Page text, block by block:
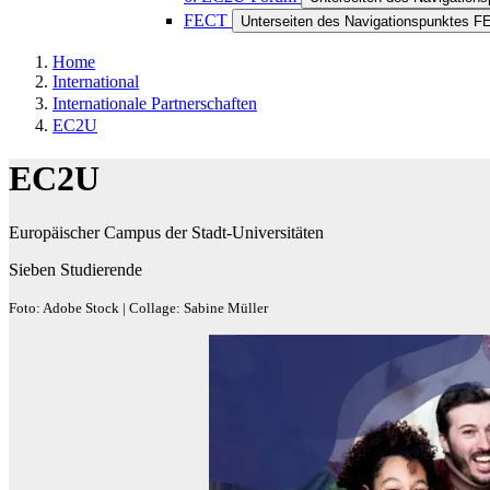
FECT Unterseiten des Navigationspunktes
Home
International
Internationale Partnerschaften
EC2U
EC2U
Europäischer Campus der Stadt-Universitäten
Sieben Studierende
Foto: Adobe Stock | Collage: Sabine Müller